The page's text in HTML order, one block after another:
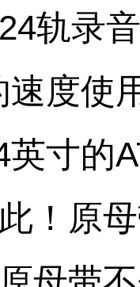
轨录
速度使
英寸的
！原